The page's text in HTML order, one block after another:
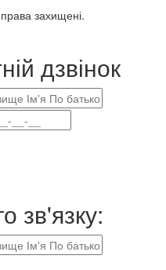
права захищені.
дзвінок
зв'язку: